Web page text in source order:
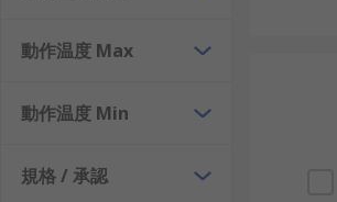
耐久性と長寿命：金属製ケー
ただし、以下のようなデメリットも
材質やサイズを誤ると十分な
動作温度 Max
動作温度 Min
規格 / 承認